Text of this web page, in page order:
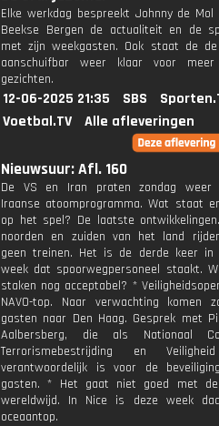
Elke werkdag bespreekt Johnny de
Beekse Bergen de actualiteit en de
met zijn weekgasten. Ook staat de de
aanschuifbar weer klaar voor meer
gezichten.
12-06-2025 21:35 SBS
Voetbal.TV
Alle afleveringen
Nieuwsuur: Afl. 160
De VS en Iran praten zondag weer
Iraanse atoomprogramma. Wat staat
op het spel? De laatste
noorden en zuiden van het land
geen treinen. Het is de derde keer in
week dat spoorwegpersoneel staakt.
staken nog acceptabel? *
NAVO-top. Naar verwachting komen
gasten naar Den Haag. Gesprek met
Aalbersberg, die als Nationaal
Terrorismebestrijding en
verantwoordelijk is voor de
gasten. * Het gaat niet goed met de
wereldwijd. In Nice is deze week
oceaantop.